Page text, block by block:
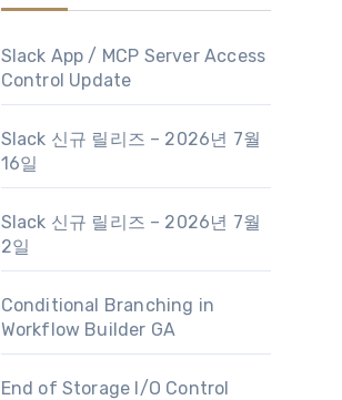
Slack App / MCP Server Access
Control Update
Slack 신규 릴리즈 – 2026년 7월
16일
Slack 신규 릴리즈 – 2026년 7월
2일
Conditional Branching in
Workflow Builder GA
End of Storage I/O Control